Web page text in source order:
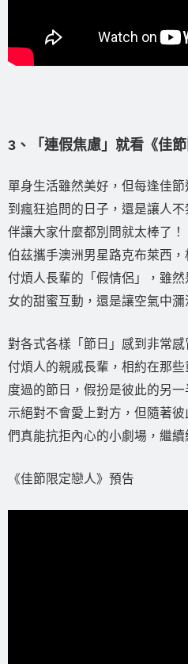
3、「連假焦慮」就看《佳節
單身生活雖然美好，但每逢佳
到瘋狂追問的日子，還是讓人
伴讓大家什麼都別問就太棒了
伯茲攜手澳洲男星路克布萊西
付煩人長輩的「假情侶」，雖
女的甜蜜互動，還是讓空氣中瀰
對各式各樣「節日」感到非常
付煩人的親戚長輩，相約在那
度過的節日，假扮是彼此的另
示絕對不會愛上對方，但隨著
們真能抗拒內心的小劇場，繼
《佳節限定戀人》預告